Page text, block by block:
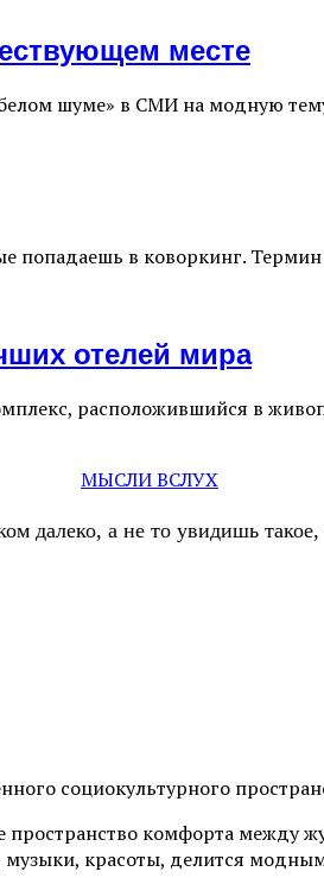
месте
шуме» в СМИ на модную
попадаешь в коворкинг.
отелей мира
расположившийся в
МЫСЛИ ВСЛУХ
далеко, а не то увидишь
социокультурного
комфорта между
красоты, делится